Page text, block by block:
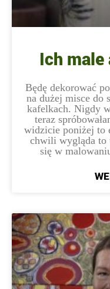
Ich
Będę dekorować
na dużej misce do
kafelkach. Nigdy
teraz
widzicie poniżej to
chwili wygląda to
się w